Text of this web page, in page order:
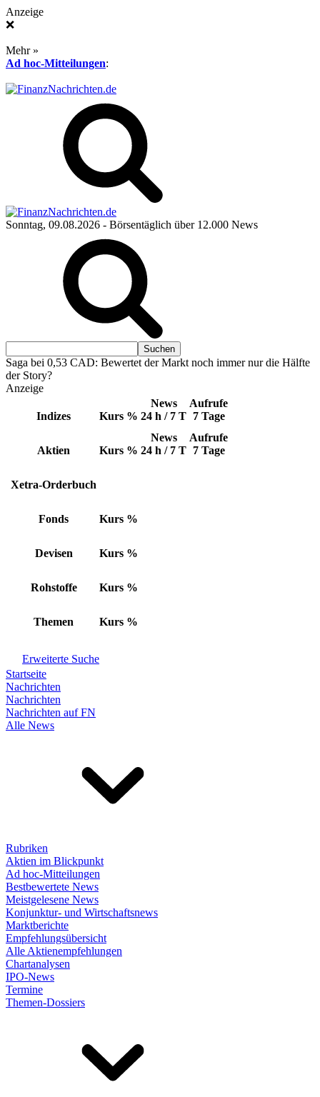
Anzeige
❌
Mehr »
Ad hoc-Mitteilungen:
Sonntag, 09.08.2026 - Börsentäglich über 12.000 News
Saga bei 0,53 CAD: Bewertet der Markt noch immer nur die Hälfte
der Story?
Anzeige
Indizes Kurs %
News
24 h / 7 T
Aufrufe
7 Tage
Aktien Kurs %
News
24 h / 7 T
Aufrufe
7 Tage
Xetra-Orderbuch
Fonds Kurs %
Devisen Kurs %
Rohstoffe Kurs %
Themen Kurs %
Erweiterte Suche
Startseite
Nachrichten
Nachrichten
Nachrichten auf FN
Alle News
Rubriken
Aktien im Blickpunkt
Ad hoc-Mitteilungen
Bestbewertete News
Meistgelesene News
Konjunktur- und Wirtschaftsnews
Marktberichte
Empfehlungsübersicht
Alle Aktienempfehlungen
Chartanalysen
IPO-News
Termine
Themen-Dossiers